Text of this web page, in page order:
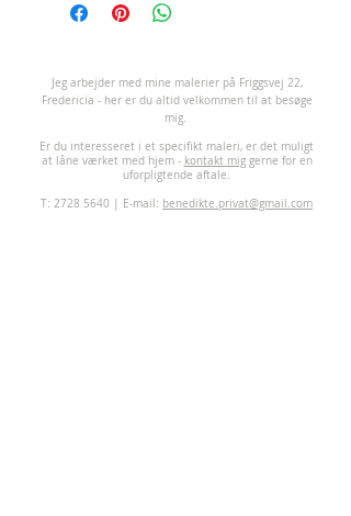
eg arbejder med mine malerier på Friggsvej 22,
Fredericia - her er du altid velkommen til at besøge
mig.
Er du interesseret i et specifikt maleri, er det muligt
at låne værket med hjem - kontakt miggerne for en
uforpligtende aftale.
T: 2728 5640 | E-mail: benedikte.privat@gmail.com